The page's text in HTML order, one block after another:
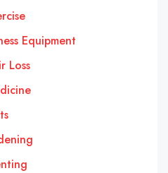
Equipment
Loss